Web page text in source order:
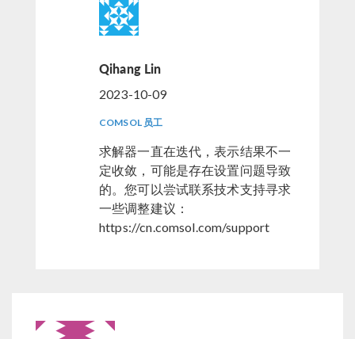
Qihang Lin
2023-10-09
COMSOL 员工
求解器一直在迭代，表示结果不一
定收敛，可能是存在设置问题导致
的。您可以尝试联系技术支持寻求
一些调整建议：
https://cn.comsol.com/support